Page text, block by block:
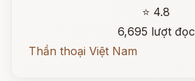
⭐ 4.8
6,695 lượt đọc
Thần thoại Việt Nam